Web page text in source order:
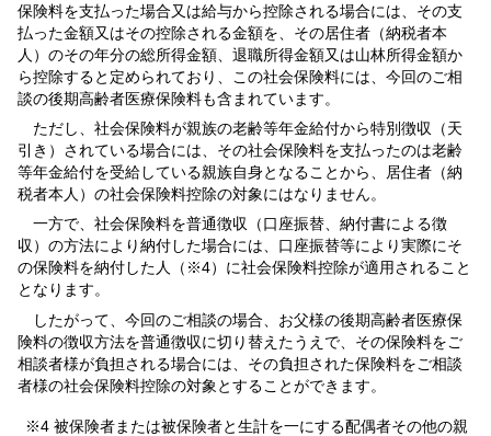
保険料を支払った場合又は給与から控除される場合には、その支
払った金額又はその控除される金額を、その居住者（納税者本
人）のその年分の総所得金額、退職所得金額又は山林所得金額か
ら控除すると定められており、この社会保険料には、今回のご相
談の後期高齢者医療保険料も含まれています。
ただし、社会保険料が親族の老齢等年金給付から特別徴収（天
引き）されている場合には、その社会保険料を支払ったのは老齢
等年金給付を受給している親族自身となることから、居住者（納
税者本人）の社会保険料控除の対象にはなりません。
一方で、社会保険料を普通徴収（口座振替、納付書による徴
収）の方法により納付した場合には、口座振替等により実際にそ
の保険料を納付した人（※4）に社会保険料控除が適用されること
となります。
したがって、今回のご相談の場合、お父様の後期高齢者医療保
険料の徴収方法を普通徴収に切り替えたうえで、その保険料をご
相談者様が負担される場合には、その負担された保険料をご相談
者様の社会保険料控除の対象とすることができます。
※4 被保険者または被保険者と生計を一にする配偶者その他の親